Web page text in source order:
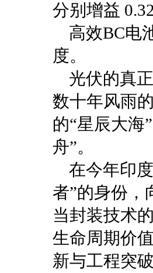
分别增益
高效BC电
度。
光伏的真
数十年风雨
的“星辰大海
舟”。
在今年印
者”的身份，
当封装技术
生命周期价
新与工程突